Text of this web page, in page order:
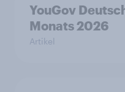
YouGov
Monats 2026
Artikel